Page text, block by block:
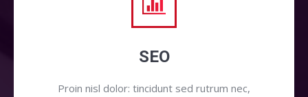
SEO
Proin nisl dolor: tincidunt sed rutrum nec,